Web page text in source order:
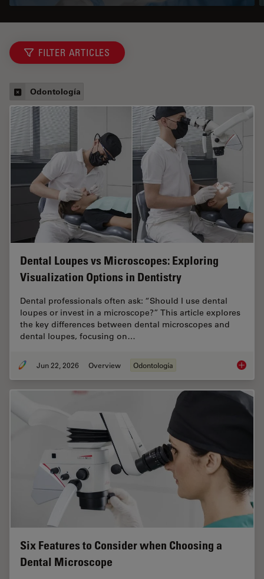
FILTER ARTICLES
Odontología
Dental Loupes vs Microscopes: Exploring
Visualization Options in Dentistry
Dental professionals often ask: “Should I use dental
loupes or invest in a microscope?” This article explores
the key differences between dental microscopes and
dental loupes, focusing on…
Jun 22, 2026 Overview Odontología Dental
Six Features to Consider when Choosing a
Dental Microscope